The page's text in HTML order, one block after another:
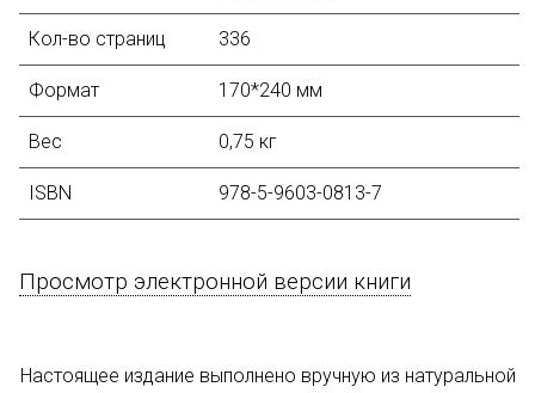
Кол-во страниц 336
Формат 170*240 мм
Вес 0,75 кг
ISBN 978-5-9603-0813-7
Просмотр электронной версии книги
Настоящее издание выполнено вручную из натуральной